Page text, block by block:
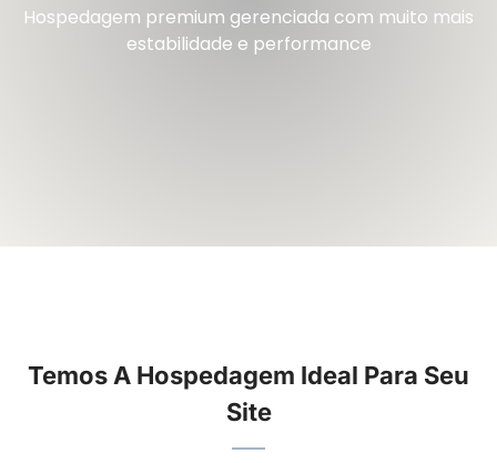
Hospedagem premium gerenciada com muito mais
estabilidade e performance
Temos A Hospedagem Ideal Para Seu
Site